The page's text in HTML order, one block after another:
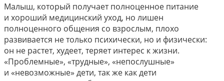
Малыш, который получает полноценное питание
и хороший медицинский уход, но лишен
полноценного общения со взрослым, плохо
развивается не только психически, но и физически:
он не растет, худеет, теряет интерес к жизни.
«Проблемные», «трудные», «непослушные»
и «невозможные» дети, так же как дети